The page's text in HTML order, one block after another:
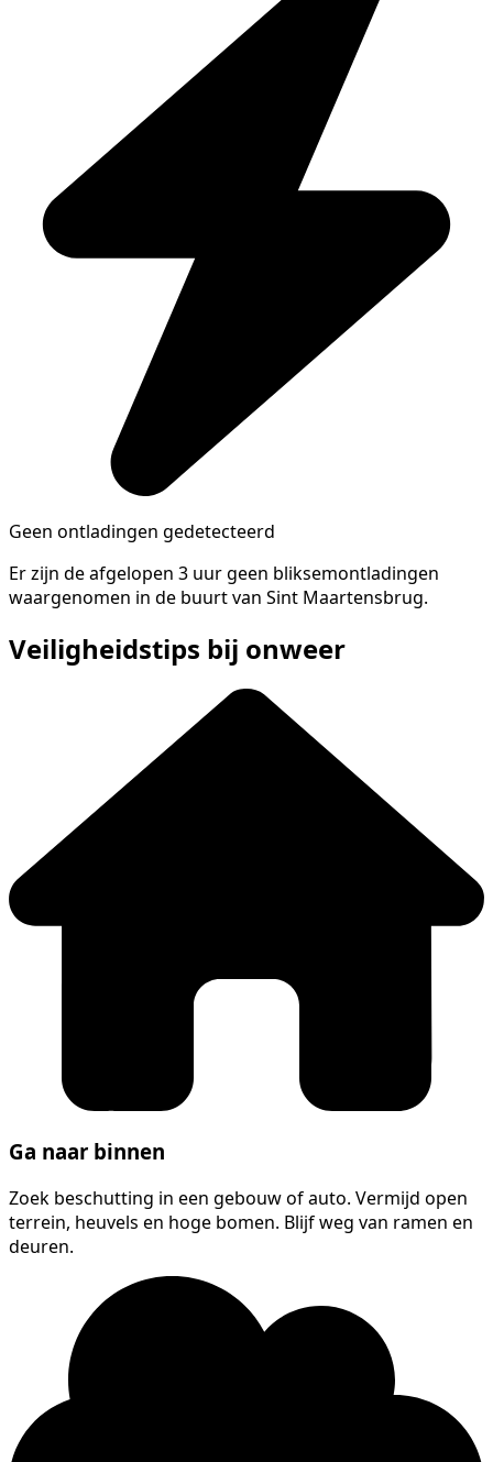
Geen ontladingen gedetecteerd
Er zijn de afgelopen 3 uur geen bliksemontladingen
waargenomen in de buurt van Sint Maartensbrug.
Veiligheidstips bij onweer
Ga naar binnen
Zoek beschutting in een gebouw of auto. Vermijd open
terrein, heuvels en hoge bomen. Blijf weg van ramen en
deuren.